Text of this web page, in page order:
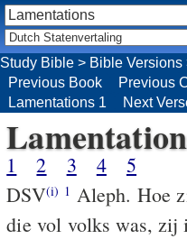
Study Bible > Bible Versions
Previous Book
Previous
Lamentations 1
Next
1 2 3 4
5
DSV(i) 1 Aleph. Hoe
die vol volks was, zij